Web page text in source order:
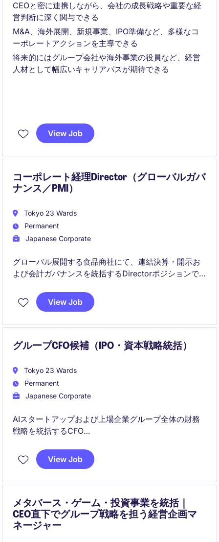
CEOと密に連携しながら、会社の成長戦略や重要な経
営判断に深く関与できる
M&A、海外展開、新規事業、IPO準備など、多様なコ
ーポレートアクションを主導できる
将来的にはグループ会社や海外事業の役員など、経営
人材として幅広いキャリアパスが期待できる
View Job
コーポレート経理Director（グローバルガバ
ナンス／PMI）
Tokyo 23 Wards
Permanent
Japanese Corporate
グローバル展開する食品商社にて、連結決算・開示お
よび会計ガバナンスを統括するDirectorポジションで
M&Aや海外子会社管理を含め、グループ全体の財務報
View Job
グループCFO候補（IPO・資本戦略統括）
Tokyo 23 Wards
Permanent
Japanese Corporate
AIスタートアップおよび上場企業グループ全体の財務
戦略を統括するCFO
ードし、企業価値向上を財務面から推進
View Job
メタバース・ゲーム・投資事業を統括｜
CEO直下でグループ戦略を担う経営企画マ
ネージャー